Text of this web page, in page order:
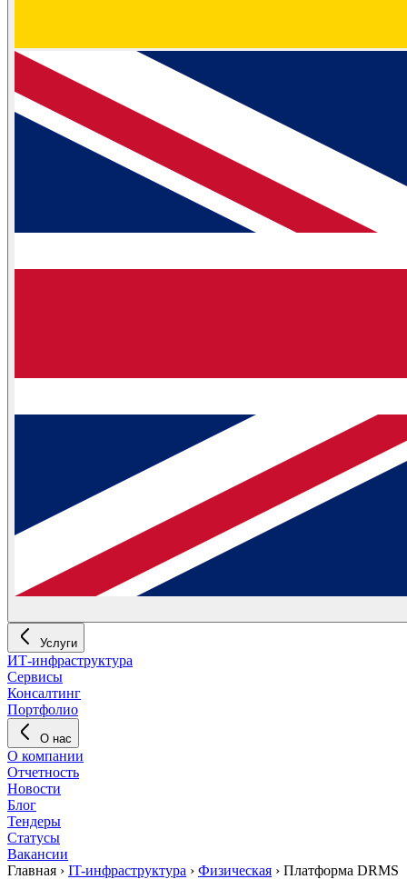
Услуги
ИТ-инфраструктура
Сервисы
Консалтинг
Портфолио
О нас
О компании
Отчетность
Новости
Блог
Тендеры
Статусы
Вакансии
Главная › IT-инфраструктура › Физическая › Платформа DRMS